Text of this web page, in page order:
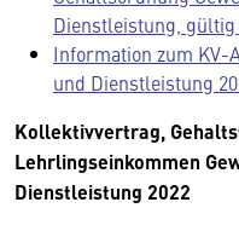
Dienstleistung, gültig
Information zum KV-
und Dienstleistung
Kollektivvertrag,
Lehrlingseinkommen
Dienstleistung 2022